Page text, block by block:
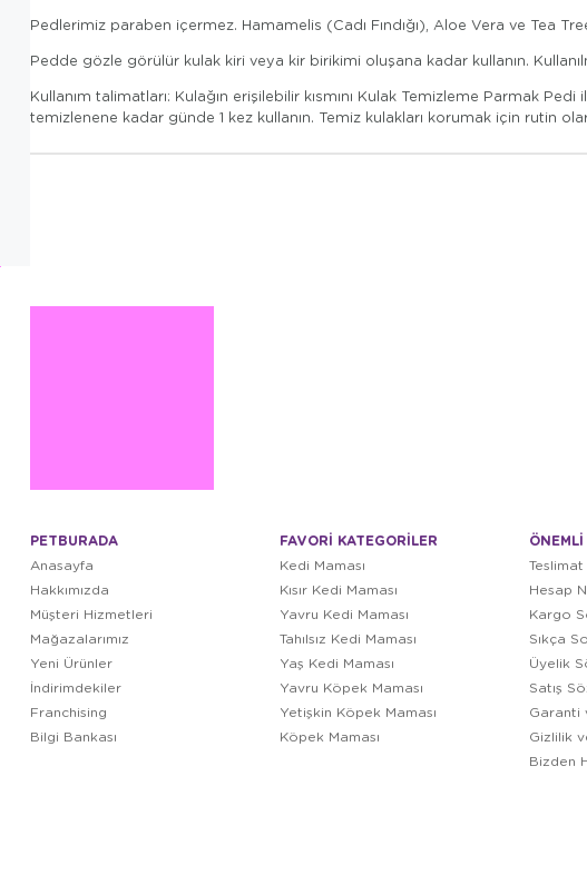
Pedlerimiz paraben içermez. Hamamelis (Cadı Fındığı), Aloe Vera ve Tea
Pedde gözle görülür kulak kiri veya kir birikimi oluşana kadar kullanın.
Kullanım talimatları: Kulağın erişilebilir kısmını Kulak Temizleme Parmak
temizlenene kadar günde 1 kez kullanın. Temiz kulakları korumak için rutin
PETBURADA
Anasayfa
Hakkımızda
Müşteri Hizmetleri
Mağazalarımız
Yeni Ürünler
İndirimdekiler
Franchising
Bilgi Bankası
FAVORİ KATEGORİLER
Kedi Maması
Kısır Kedi Maması
Yavru Kedi Maması
Tahılsız Kedi Maması
Yaş Kedi Maması
Yavru Köpek Maması
Yetişkin Köpek Maması
Köpek Maması
Teslimat
Hesap
Kargo
Sıkça
Üyelik
Satış
Garanti
Gizlilik
Bizden